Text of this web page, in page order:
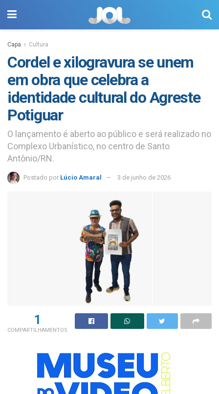
Capa Cultura
Cordel e xilogravura se unem
em obra que celebra a
identidade cultural do Agreste
Potiguar
O lançamento é aberto ao público e será realizado no
Complexo Urbanístico, no centro de Santo
Antônio/RN.
Postado por Lúcio Amaral 3 de junho de 2026
1
COMPARTILHAMENTOS